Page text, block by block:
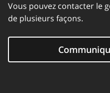
Vous pouvez contacter le
de plusieurs façons.